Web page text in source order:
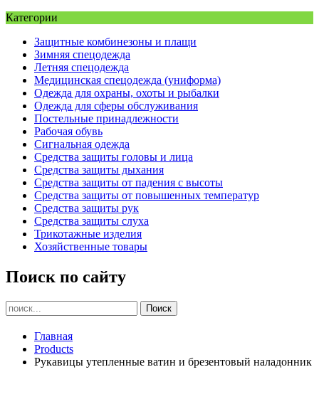
Категории
Защитные комбинезоны и плащи
Зимняя спецодежда
Летняя спецодежда
Медицинская спецодежда (униформа)
Одежда для охраны, охоты и рыбалки
Одежда для сферы обслуживания
Постельные принадлежности
Рабочая обувь
Сигнальная одежда
Средства защиты головы и лица
Средства защиты дыхания
Средства защиты от падения с высоты
Средства защиты от повышенных температур
Средства защиты рук
Средства защиты слуха
Трикотажные изделия
Хозяйственные товары
Поиск по сайту
Главная
Products
Рукавицы утепленные ватин и брезентовый наладонник